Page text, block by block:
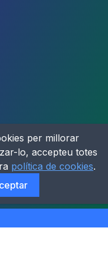
per millorar
lo, accepteu totes
política de cookies.